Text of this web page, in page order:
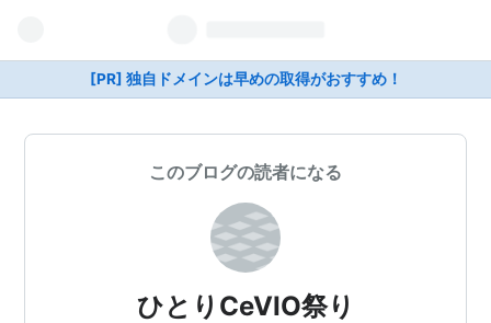
[PR] 独自ドメインは早めの取得がおすすめ！
このブログの読者になる
ひとりCeVIO祭り